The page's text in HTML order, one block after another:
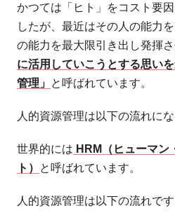
かつては「ヒト」をコスト要
したが、最近はその人の能力
の能力を最大限引き出し発揮
に活用していこうとする思い
管理」 と呼ばれています。
人的資源管理は以下の流れにな
世界的には HRM（ヒューマン
ト） と呼ばれています。
人的資源管理は以下の流れです